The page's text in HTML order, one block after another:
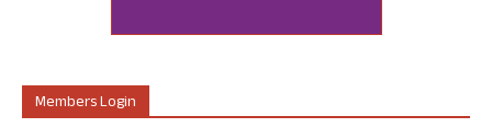
Members Login